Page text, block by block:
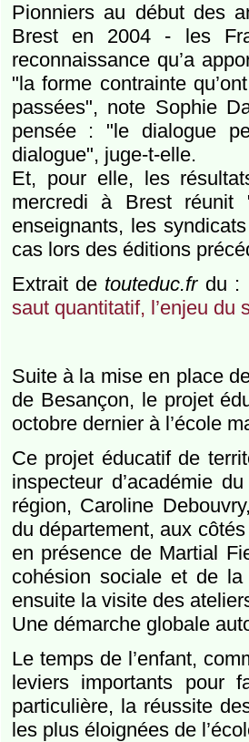
Pionniers au début des
Brest en 2004 - les
reconnaissance qu’a
"la forme contrainte
passées", note Sophie
pensée : "le dialogue
dialogue", juge-t-elle.
Et, pour elle, les
mercredi à Brest réunit
enseignants, les
cas lors des éditions
Extrait de touteduc.frdu :
saut quantitatif, l’enjeu du
Suite à la mise en place
de Besançon, le projet
octobre dernier à l’école
Ce projet éducatif de
inspecteur d’académie
région, Caroline
du département, aux
en présence de Martial
cohésion sociale et de
ensuite la visite des
Une démarche globale
Le temps de l’enfant,
leviers importants pour
particulière, la réussite
les plus éloignées de